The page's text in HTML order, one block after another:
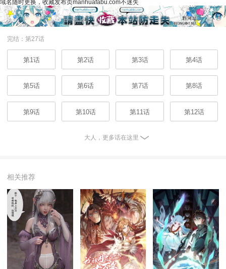
域名随时更换，收藏发布页manhuafabu.com不迷失
完结：第27话
第1话 第2话 第3话 第4话
第5话 第6话 第7话 第8话
第9话 第10话 第11话 第12话
大人，更多话在这里
相关推荐